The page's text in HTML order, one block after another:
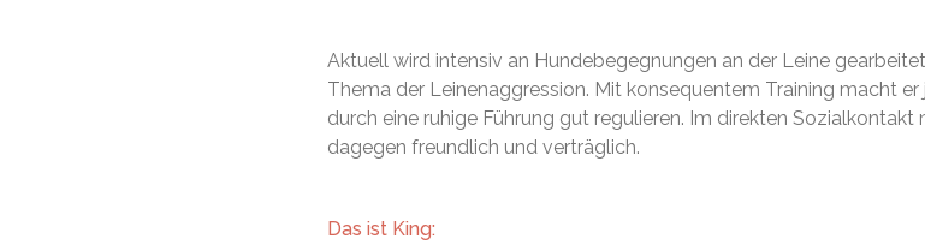
Aktuell wird intensiv an Hundebegegnungen an der Leine
Thema der Leinenaggression. Mit konsequentem Training macht
durch eine ruhige Führung gut regulieren. Im direkten
dagegen freundlich und verträglich.
Das ist King: